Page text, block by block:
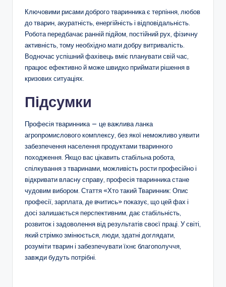
Ключовими рисами доброго тваринника є терпіння, любов
до тварин, акуратність, енергійність і відповідальність.
Робота передбачає ранній підйом, постійний рух, фізичну
активність, тому необхідно мати добру витривалість.
Водночас успішний фахівець вміє планувати свій час,
працює ефективно й може швидко приймати рішення в
кризових ситуаціях.
Підсумки
Професія тваринника — це важлива ланка
агропромислового комплексу, без якої неможливо уявити
забезпечення населення продуктами тваринного
походження. Якщо вас цікавить стабільна робота,
спілкування з тваринами, можливість рости професійно і
відкривати власну справу, професія тваринника стане
чудовим вибором. Стаття «Хто такий Тваринник: Опис
професії, зарплата, де вчитись» показує, що цей фах і
досі залишається перспективним, дає стабільність,
розвиток і задоволення від результатів своєї праці. У світі,
який стрімко змінюється, люди, здатні доглядати,
розуміти тварин і забезпечувати їхнє благополуччя,
завжди будуть потрібні.